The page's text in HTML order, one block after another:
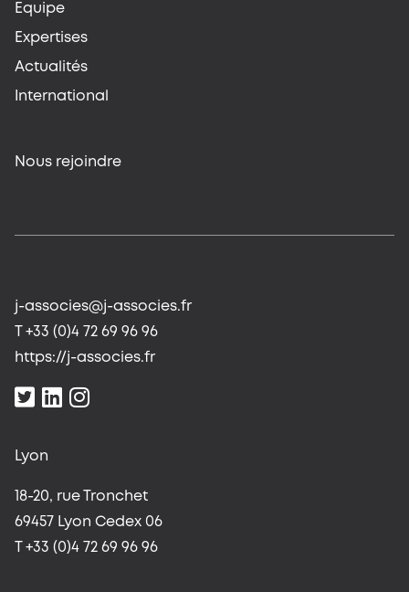
Equipe
Expertises
Actualités
International
Nous rejoindre
j-associes@j-associes.fr
T +33 (0)4 72 69 96 96
https://j-associes.fr
Lyon
18-20, rue Tronchet
69457 Lyon Cedex 06
T +33 (0)4 72 69 96 96